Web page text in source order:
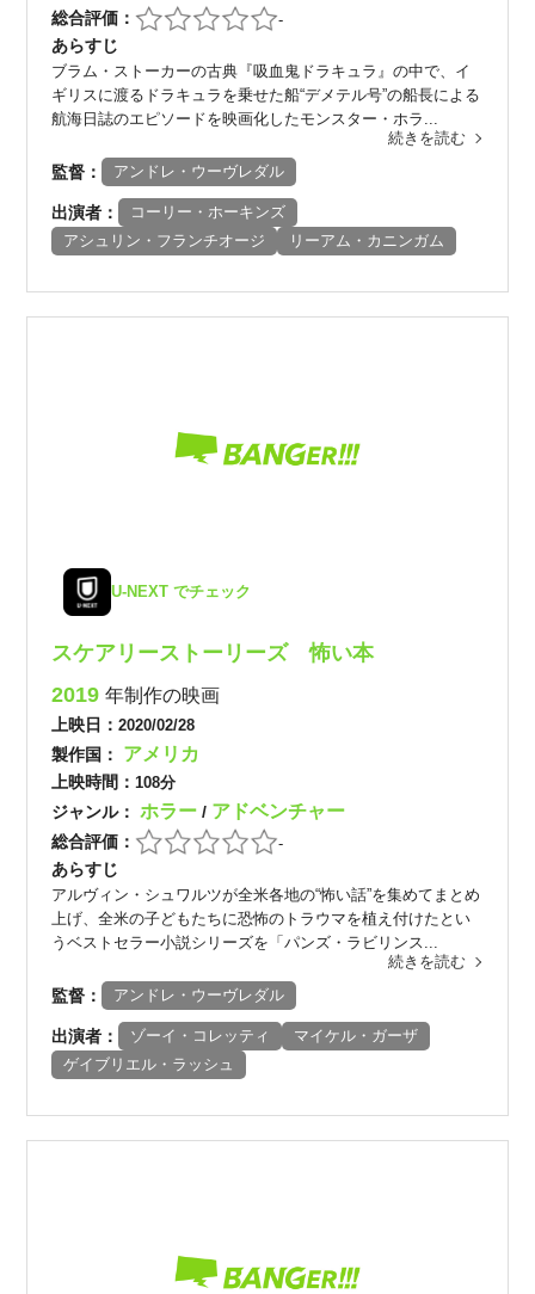
総合評価： -
あらすじ
ブラム・ストーカーの古典『吸血鬼ドラキュラ』の中で、イ
ギリスに渡るドラキュラを乗せた船“デメテル号”の船長による
航海日誌のエピソードを映画化したモンスター・ホラ...
続きを読む
監督： アンドレ・ウーヴレダル
出演者：
コーリー・ホーキンズ
アシュリン・フランチオージ
リーアム・カニンガム
U-NEXT でチェック
スケアリーストーリーズ 怖い本
2019年制作の映画
上映日：2020/02/28
製作国： アメリカ
上映時間：108分
ジャンル：ホラー/ アドベンチャー
総合評価： -
あらすじ
アルヴィン・シュワルツが全米各地の“怖い話”を集めてまとめ
上げ、全米の子どもたちに恐怖のトラウマを植え付けたとい
うベストセラー小説シリーズを「パンズ・ラビリンス...
続きを読む
監督： アンドレ・ウーヴレダル
出演者： ゾーイ・コレッティ
マイケル・ガーザ
ゲイブリエル・ラッシュ